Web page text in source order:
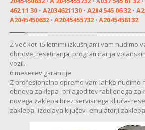
MENJALNIK
MULTIMEDIJA
KOMFORTNAELEKTRONIKA
SERVOVOLAN
CHEVROLET
462 11 30 • A2034621130 • A204 545 06 32•
A2045450632• A2045455732• A2045458132
Z več kot 15 letnimi izkušnjami vam nudimo
obnove, resetiranja, programiranja
vozil.
6 mesecev garancije
Z profesionalno opremo vam lahko nudimo
obnova zaklepa- prilagoditev rabljenega
novega zaklepa brez servisnega ključa-
zaklepa- izdelava ključev- emulatorji zaklepa